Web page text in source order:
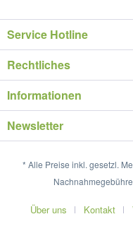
Service Hotline
Rechtliches
Informationen
Newsletter
* Alle Preise inkl. gesetzl.
Über uns Kontakt